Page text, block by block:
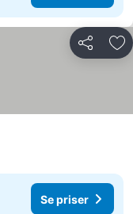
Dela
Se priser